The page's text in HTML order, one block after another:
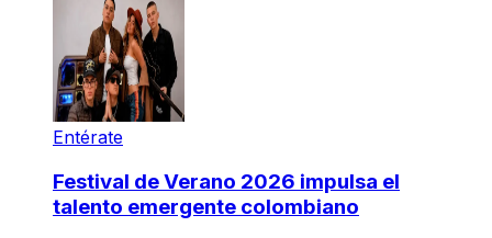
Entérate
Festival de Verano 2026 impulsa el
talento emergente colombiano